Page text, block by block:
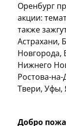
Оренбург
акции:
также
Астрахани,
Новгорода,
Нижнего
Ростова-
Твери, Уфы,
Добро